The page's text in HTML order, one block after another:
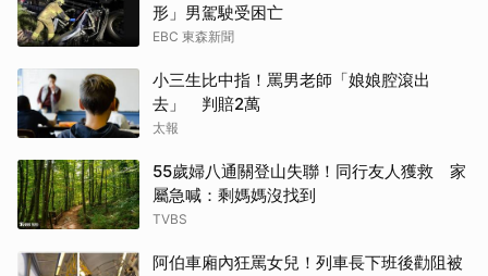
形」男駕駛受困亡
EBC 東森新聞
小三生比中指！罵男老師「娘娘腔滾出
去」 判賠2萬
太報
55歲婦八通關登山失聯！同行友人獲救 家
屬急喊：剩媽媽沒找到
TVBS
阿伯車廂內狂罵女兒！列車長下班後勸阻被